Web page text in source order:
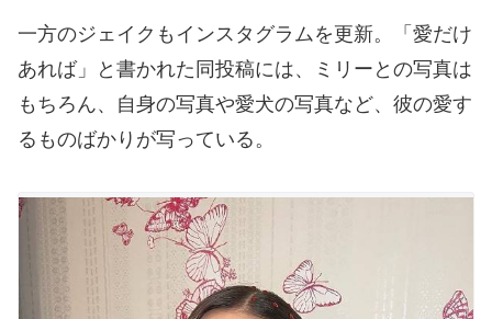
一方のジェイクもインスタグラムを更新。「愛だけ
あれば」と書かれた同投稿には、ミリーとの写真は
もちろん、自身の写真や愛犬の写真など、彼の愛す
るものばかりが写っている。